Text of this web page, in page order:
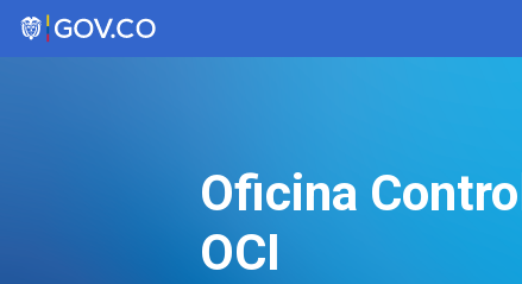
Saltar
Oficina
OCI